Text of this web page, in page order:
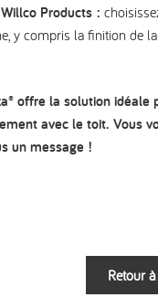
Products :
y compris la finition de
offre la solution idéale
avec le toit. Vous
un message !
Retour